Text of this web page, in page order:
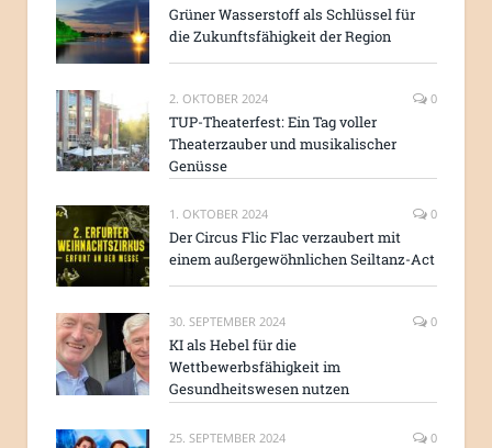
Grüner Wasserstoff als Schlüssel für
die Zukunftsfähigkeit der Region
2. OKTOBER 2024 0
TUP-Theaterfest: Ein Tag voller
Theaterzauber und musikalischer
Genüsse
1. OKTOBER 2024 0
Der Circus Flic Flac verzaubert mit
einem außergewöhnlichen Seiltanz-Act
30. SEPTEMBER 2024 0
KI als Hebel für die
Wettbewerbsfähigkeit im
Gesundheitswesen nutzen
25. SEPTEMBER 2024 0